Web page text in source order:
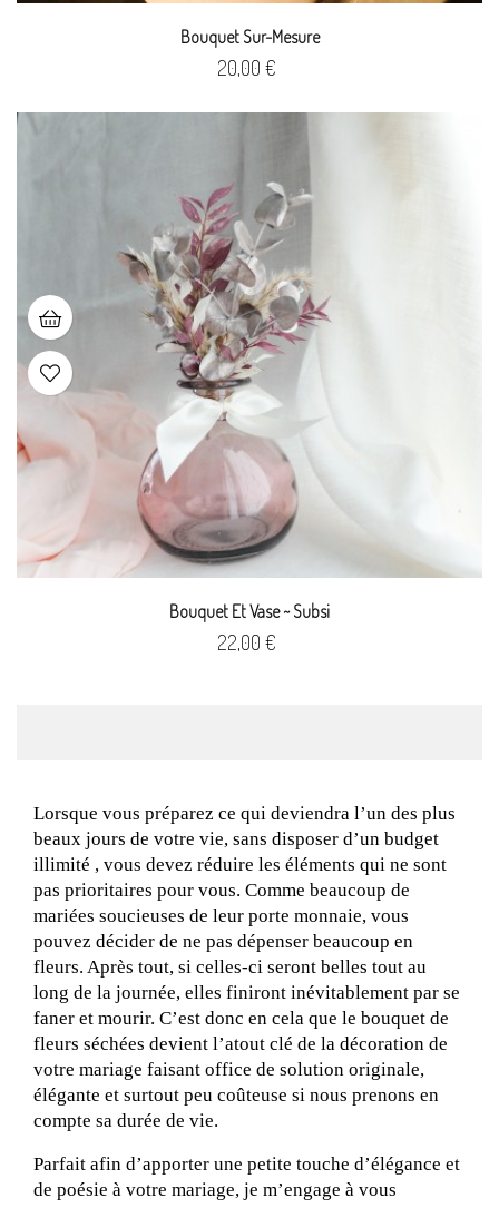
Bouquet Sur-Mesure
Prix
20,00 €
Bouquet Et Vase ~ Subsi
Prix
22,00 €
Lorsque vous préparez ce qui deviendra l’un des plus
beaux jours de votre vie, sans disposer d’un budget
illimité , vous devez réduire les éléments qui ne sont
pas prioritaires pour vous. Comme beaucoup de
mariées soucieuses de leur porte monnaie, vous
pouvez décider de ne pas dépenser beaucoup en
fleurs. Après tout, si celles-ci seront belles tout au
long de la journée, elles finiront inévitablement par se
faner et mourir. C’est donc en cela que le bouquet de
fleurs séchées devient l’atout clé de la décoration de
votre mariage faisant office de solution originale,
élégante et surtout peu coûteuse si nous prenons en
compte sa durée de vie.
Parfait afin d’apporter une petite touche d’élégance et
de poésie à votre mariage, je m’engage à vous